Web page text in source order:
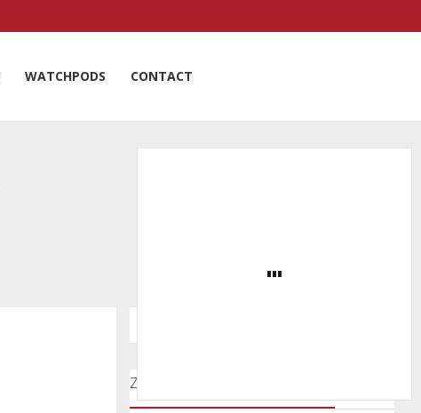
WATCHPODS CONTACT
Zoeken door onze nieuwsartikelen